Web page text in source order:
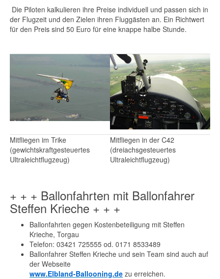
Die Piloten kalkulieren ihre Preise individuell und passen sich in
der Flugzeit und den Zielen ihren Fluggästen an. Ein Richtwert
für den Preis sind 50 Euro für eine knappe halbe Stunde.
Mitfliegen im Trike
(gewichtskraftgesteuertes
Ultraleichtflugzeug)
Mitfliegen in der C42
(dreiachsgesteuertes
Ultraleichtflugzeug)
+ + + Ballonfahrten mit Ballonfahrer
Steffen Krieche + + +
Ballonfahrten gegen Kostenbeteiligung mit Steffen
Krieche, Torgau
Telefon: 03421 725555 od. 0171 8533489
Ballonfahrer Steffen Krieche und sein Team sind auch auf
der Webseite
www.Elbland-Ballooning.de zu erreichen.